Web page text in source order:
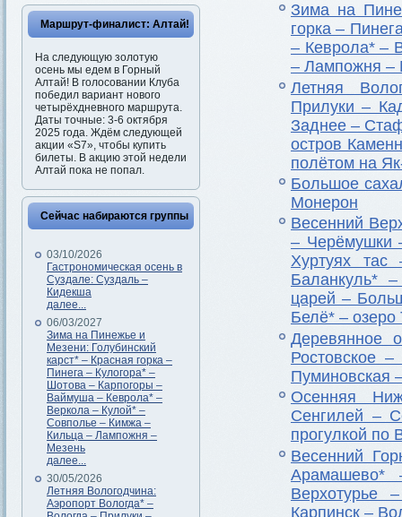
Маршрут-финалист: Алтай!
На следующую золотую
осень мы едем в Горный
Алтай! В голосовании Клуба
победил вариант нового
четырёхдневного маршрута.
Даты точные: 3-6 октября
2025 года. Ждём следующей
акции «S7», чтобы купить
билеты. В акцию этой недели
Алтай пока не попал.
Сейчас набираются группы
03/10/2026
Гастрономическая осень в
Суздале: Суздаль –
Кидекша
далее...
06/03/2027
Зима на Пинежье и
Мезени: Голубинский
карст* – Красная горка –
Пинега – Кулогора* –
Шотова – Карпогоры –
Ваймуша – Кеврола* –
Веркола – Кулой* –
Совполье – Кимжа –
Кильца – Лампожня –
Мезень
далее...
30/05/2026
Летняя Вологодчина:
Аэропорт Вологда* –
Зима на
горка –
– Кеврола* –
– Лампожня –
Летняя
Прилуки –
Заднее –
остров
полётом на
Большое
Монерон
Весенний
– Черёмушки
Хуртуях
Баланкуль*
царей –
Белё* – озеро
Деревянное
Ростовское
Пуминовская
Осенняя
Сенгилей –
прогулкой по
Весенний
Верхотурье
Карпинск –